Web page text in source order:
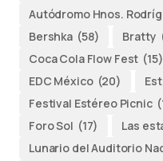
Autódromo Hnos.
Bershka (58) Bratty
Coca Cola Flow Fest (15)
EDC México (20)
Festival Estéreo Picnic
Foro Sol (17) Las
Lunario del Auditorio